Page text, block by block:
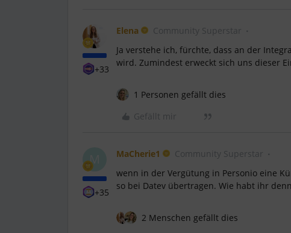
+33
Elena Community Superstar
Ja verstehe ich, fürchte, dass an der
wird. Zumindest erweckt sich uns dieser
1 Personen gefällt dies
Gefällt mir
M
+35
MaCherie1 Community Superstar
wenn in der Vergütung in Personio eine
so bei Datev übertragen. Wie habt ihr
2 Menschen gefällt dies